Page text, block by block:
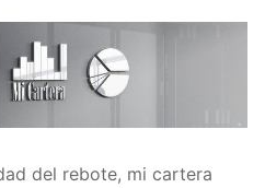
del rebote, mi cartera